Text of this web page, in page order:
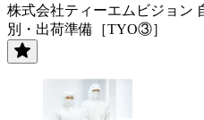
株式会社ティーエムビジョン
別・出荷準備［TYO③］